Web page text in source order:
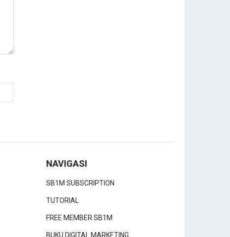
NAVIGASI
SB1M SUBSCRIPTION
TUTORIAL
FREE MEMBER SB1M
BUKU DIGITAL MARKETING